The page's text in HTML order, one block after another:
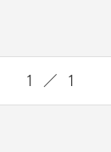
1 ／ 1